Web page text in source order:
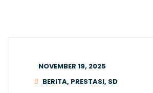
NOVEMBER 19, 2025
BERITA, PRESTASI, SD